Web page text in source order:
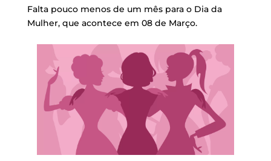
Falta pouco menos de um mês para o Dia da
Mulher, que acontece em 08 de Março.